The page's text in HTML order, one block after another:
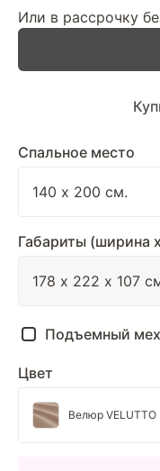
Или в рассрочку
Спальное место
Габариты (ширина
Подъемный
Цвет
Велюр VELUTTO